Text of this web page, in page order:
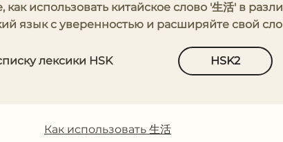
как использовать китайское слово '生活' в
язык с уверенностью и расширяйте свой
лексики HSK HSK2
Как использовать 生活